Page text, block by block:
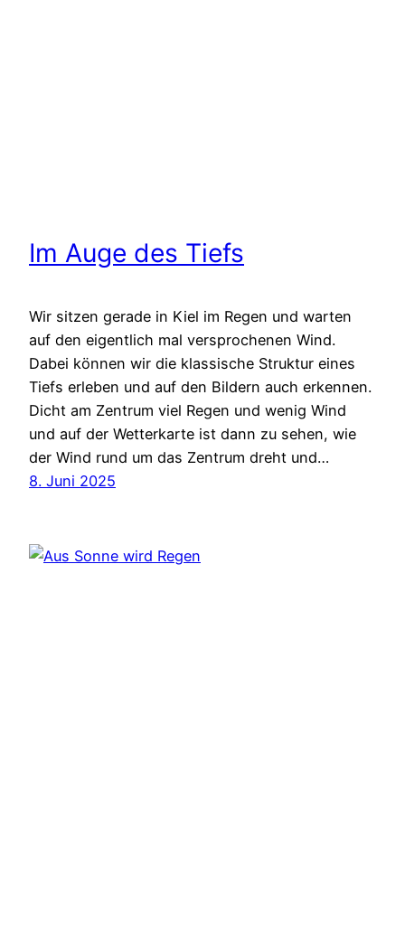
Im Auge des Tiefs
Wir sitzen gerade in Kiel im Regen und warten
auf den eigentlich mal versprochenen Wind.
Dabei können wir die klassische Struktur eines
Tiefs erleben und auf den Bildern auch erkennen.
Dicht am Zentrum viel Regen und wenig Wind
und auf der Wetterkarte ist dann zu sehen, wie
der Wind rund um das Zentrum dreht und…
8. Juni 2025